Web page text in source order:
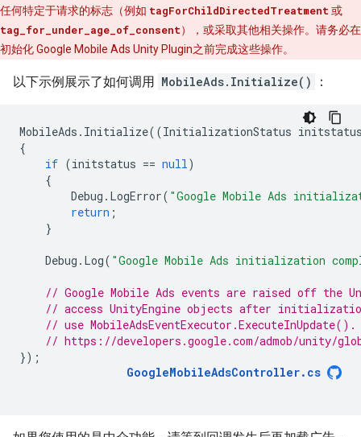
任何特定于请求的标志（例如 tagForChildDirectedTreatment 或
tag_for_under_age_of_consent），或采取其他相关操作。请务必在
初始化Google Mobile Ads Unity Plugin之前完成这些操作。
以下示例展示了如何调用 MobileAds.Initialize() ：
MobileAds . Initialize((InitializationStatus
{
if (initstatus == null )
{
Debug . LogError( "Google Mobile Ads
return ;
}
Debug . Log( "Google Mobile Ads initialization
// Google Mobile Ads events are raised off the
// access UnityEngine objects after
// use
// https://developers.google.com/admob/unity/
});
GoogleMobileAdsController. cs